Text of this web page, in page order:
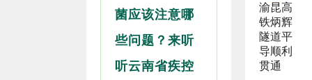
菌应该注意哪
些问题？来听
听云南省疾控
渝昆高
铁炳辉
隧道平
导顺利
贯通